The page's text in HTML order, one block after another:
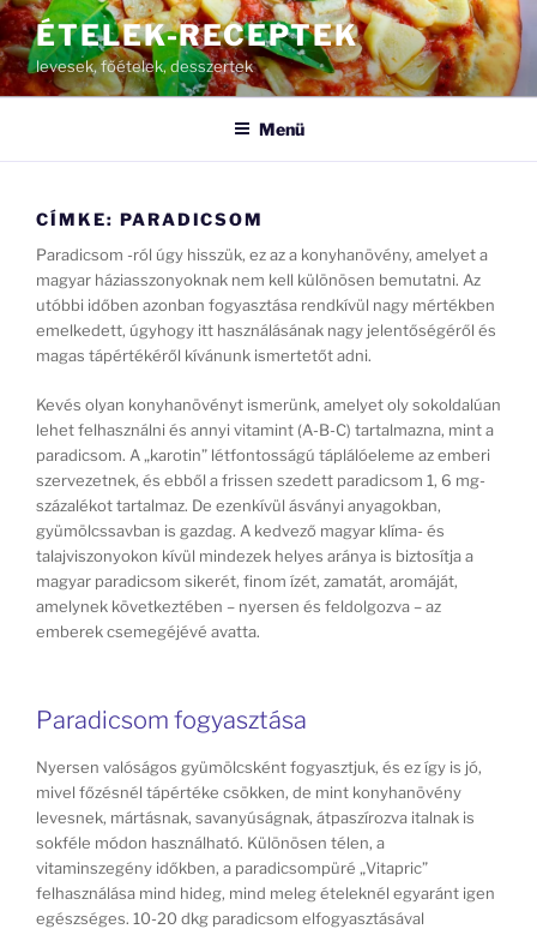
Tartalomhoz
ÉTELEK-RECEPTEK
levesek, főételek, desszertek
Menü
CÍMKE: PARADICSOM
Paradicsom -ról úgy hisszük, ez az a konyhanövény, amelyet a
magyar háziasszonyoknak nem kell különösen bemutatni. Az
utóbbi időben azonban fogyasztása rendkívül nagy mértékben
emelkedett, úgyhogy itt használásának nagy jelentőségéről és
magas tápértékéről kívánunk ismertetőt adni.
Kevés olyan konyhanövényt ismerünk, amelyet oly sokoldalúan
lehet felhasználni és annyi vitamint (A-B-C) tartalmazna, mint a
paradicsom. A „karotin” létfontosságú táplálóeleme az emberi
szervezetnek, és ebből a frissen szedett paradicsom 1, 6 mg-
százalékot tartalmaz. De ezenkívül ásványi anyagokban,
gyümölcssavban is gazdag. A kedvező magyar klíma- és
talajviszonyokon kívül mindezek helyes aránya is biztosítja a
magyar paradicsom sikerét, finom ízét, zamatát, aromáját,
amelynek következtében – nyersen és feldolgozva – az
emberek csemegéjévé avatta.
Paradicsom fogyasztása
Nyersen valóságos gyümölcsként fogyasztjuk, és ez így is jó,
mivel főzésnél tápértéke csökken, de mint konyhanövény
levesnek, mártásnak, savanyúságnak, átpaszírozva italnak is
sokféle módon használható. Különösen télen, a
vitaminszegény időkben, a paradicsompüré „Vitapric”
felhasználása mind hideg, mind meleg ételeknél egyaránt igen
egészséges. 10-20 dkg paradicsom elfogyasztásával